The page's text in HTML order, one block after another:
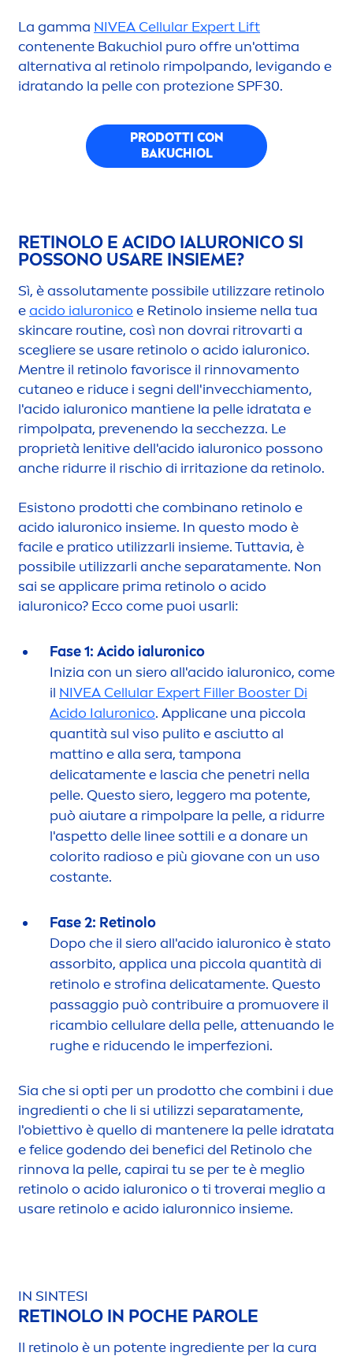
La gamma NIVEA Cellular Expert Lift
contenente Bakuchiol puro offre un'ottima
alternativa al retinolo rimpolpando, levigando e
idratando la pelle con protezione SPF30.
PRODOTTI CON
BAKUCHIOL
RETINOLO E ACIDO IALURONICO SI
POSSONO USARE INSIEME?
Sì, è assolutamente possibile utilizzare retinolo
eacido ialuronico e Retinolo insieme nella tua
skincare routine, così non dovrai ritrovarti a
scegliere se usare retinolo o acido ialuronico.
Mentre il retinolo favorisce il rinnovamento
cutaneo e riduce i segni dell'invecchiamento,
l'acido ialuronico mantiene la pelle idratata e
rimpolpata, prevenendo la secchezza. Le
proprietà lenitive dell'acido ialuronico possono
anche ridurre il rischio di irritazione da retinolo.
Esistono prodotti che combinano retinolo e
acido ialuronico insieme. In questo modo è
facile e pratico utilizzarli insieme. Tuttavia, è
possibile utilizzarli anche separatamente. Non
sai se applicare prima retinolo o acido
ialuronico? Ecco come puoi usarli:
Fase 1: Acido ialuronico
Inizia con un siero all'acido ialuronico, come
il NIVEA Cellular Expert Filler Booster Di
Acido Ialuronico. Applicane una piccola
quantità sul viso pulito e asciutto al
mattino e alla sera, tampona
delicatamente e lascia che penetri nella
pelle. Questo siero, leggero ma potente,
può aiutare a rimpolpare la pelle, a ridurre
l'aspetto delle linee sottili e a donare un
colorito radioso e più giovane con un uso
costante.
Fase 2: Retinolo
Dopo che il siero all'acido ialuronico è stato
assorbito, applica una piccola quantità di
retinolo e strofina delicatamente. Questo
passaggio può contribuire a promuovere il
ricambio cellulare della pelle, attenuando le
rughe e riducendo le imperfezioni.
Sia che si opti per un prodotto che combini i due
ingredienti o che li si utilizzi separatamente,
l'obiettivo è quello di mantenere la pelle idratata
e felice godendo dei benefici del Retinolo che
rinnova la pelle, capirai tu se per te è meglio
retinolo o acido ialuronico o ti troverai meglio a
usare retinolo e acido ialuronnico insieme.
IN SINTESI
RETINOLO IN POCHE PAROLE
Il retinolo è un potente ingrediente per la cura